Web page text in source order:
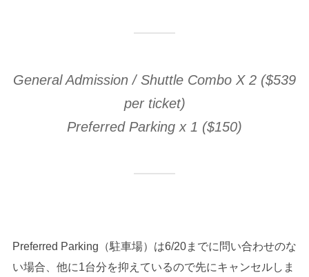
General Admission / Shuttle Combo X 2 ($539
per ticket)
Preferred Parking x 1 ($150)
Preferred Parking（駐車場）は6/20までに問い合わせのな
い場合、他に1台分を抑えているので先にキャンセルしま